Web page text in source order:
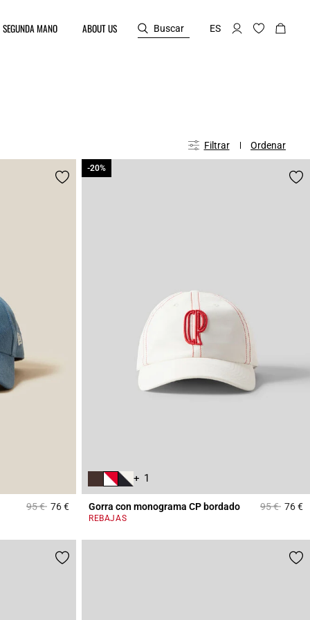
SEGUNDA MANO ABOUT US Buscar ES
Filtrar Ordenar
Price reduced from
95 €to76 €5 out of 5 Customer Rating
+ 1
Gorra con monograma CP bordado Price
95 €to
-20%
76 €5
REBAJAS
-20%